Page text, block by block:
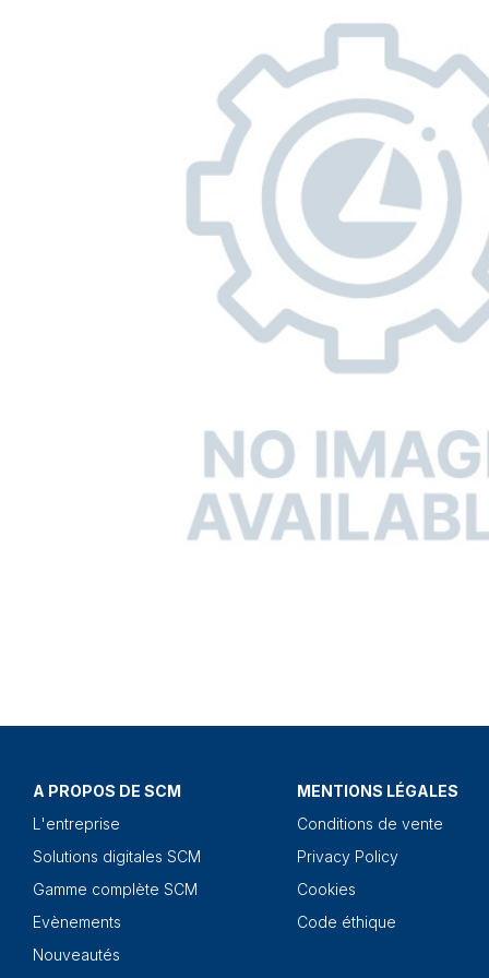
A PROPOS DE SCM
L'entreprise
Solutions digitales SCM
Gamme complète SCM
Evènements
Nouveautés
MENTIONS LÉGALES
Conditions de vente
Privacy Policy
Cookies
Code éthique